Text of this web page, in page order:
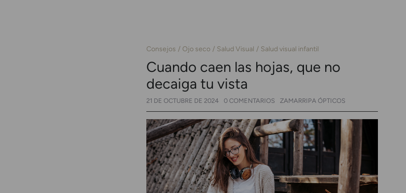
Consejos Ojo seco Salud Visual Salud visual infantil
Cuando caen las hojas, que no
decaiga tu vista
21 DE OCTUBRE DE 2024 0 COMENTARIOS ZAMARRIPA ÓPTICOS